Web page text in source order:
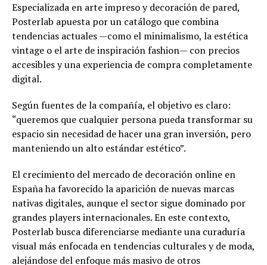
Especializada en arte impreso y decoración de pared,
Posterlab apuesta por un catálogo que combina
tendencias actuales —como el minimalismo, la estética
vintage o el arte de inspiración fashion— con precios
accesibles y una experiencia de compra completamente
digital.
Según fuentes de la compañía, el objetivo es claro:
“queremos que cualquier persona pueda transformar su
espacio sin necesidad de hacer una gran inversión, pero
manteniendo un alto estándar estético”.
El crecimiento del mercado de decoración online en
España ha favorecido la aparición de nuevas marcas
nativas digitales, aunque el sector sigue dominado por
grandes players internacionales. En este contexto,
Posterlab busca diferenciarse mediante una curaduría
visual más enfocada en tendencias culturales y de moda,
alejándose del enfoque más masivo de otros